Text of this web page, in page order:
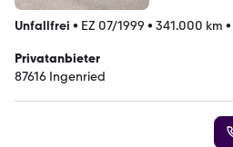
Unfallfrei • EZ 07/1999 • 341.000 km •
Privatanbieter
87616 Ingenried